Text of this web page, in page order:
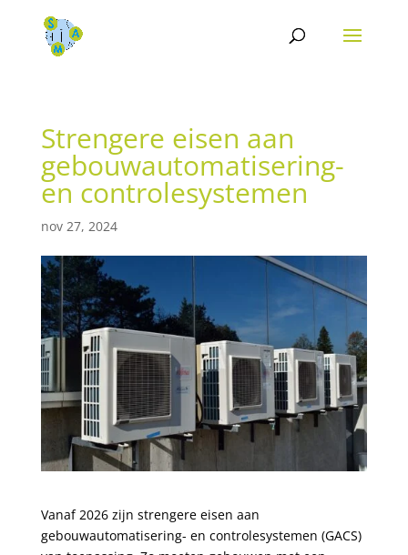
Strengere eisen aan
gebouwautomatisering-
en controlesystemen
nov 27, 2024
Vanaf 2026 zijn strengere eisen aan
gebouwautomatisering- en controlesystemen (GACS)